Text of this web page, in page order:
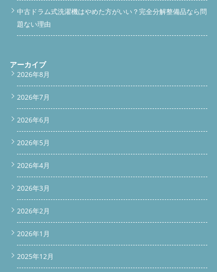
もらえますか？ A. はい、乾燥不良の原因を特定して部分清掃や
部品交換も可能です。 Q. どのくらい時間がかかりますか？ A. 機
の洗濯機清掃は「安心」と「清潔」の第一歩 東芝のTW-127X9は
優秀なドラム式洗濯機ですが、長年使うと乾燥不良や臭いといっ
たトラブルが起こりやすくなります。 大切な家族と過ごすこれ
からの時間。赤ちゃんのためにも、自分のためにも、洗濯機をし
っかりメンテナンスしませんか？ 出張見積・ご相談は無料で
電話する
様） */ #scroll-bar { position: fixed; top: -60px; left: 0; width:
100%; background-color: #00C73C; padding: 12px 10px; /* 高さ
8px rgba(0,0,0,0.3); transition: top 0.3s ease; } #scroll-bar.show {
top: 0; } #scroll-bar a { color: #fff; font-size: 16px; font-weight:
bold; text-decoration: none; display: inline-block; } #scroll-bar
a:hover { opacity: 0.9; } /* 下部固定バー */ #bottom-bar {
position: fixed; bottom: -60px; left: 0; width: 100%; display: flex;
text-align: center; z-index: 9999; transition: bottom 0.3s ease;
box-shadow: 0 -2px 8px rgba(0,0,0,0.3); } #bottom-bar.show {
bottom: 0; } #bottom-bar a { flex: 1; padding: 14px 8px; font-
size: 16px; font-weight: bold; color: #fff; text-decoration: none; }
#bottom-bar a.phone { background-color: #007BFF; } #bottom-
bar a.contact { background-color: #FF6600; } #bottom-bar
a:hover { opacity: 0.9; } /* スマホ最適化 */ @media (max-width:
中古ドラム式洗濯機はやめた方がいい？完全分解整備品なら問
題ない理由
アーカイブ
2026年8月
2026年7月
2026年6月
2026年5月
2026年4月
2026年3月
2026年2月
2026年1月
2025年12月